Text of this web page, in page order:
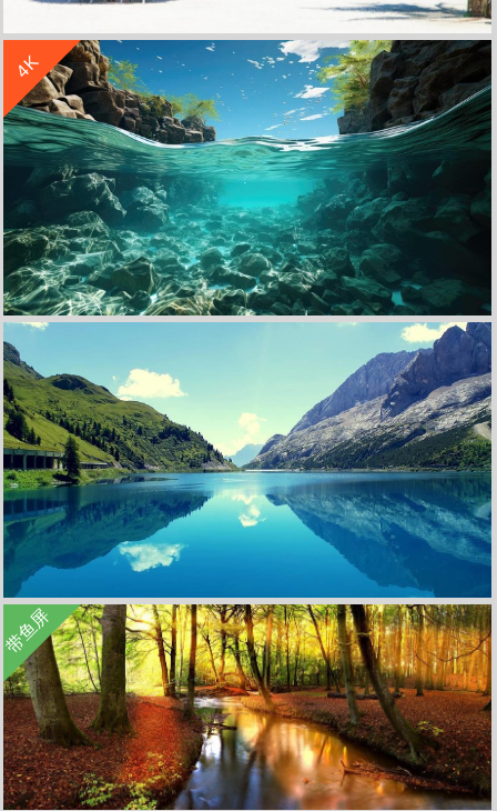
马尔代夫的海滩蓝色天空风景带鱼屏壁纸
4K
海岸 水面 蓝色 清澈 石块 4K高清 风景壁纸
立 即 下 载
收 藏
自然风光河流天空蓝色高清壁纸
立 即 下 载
收 藏
带鱼屏
立 即 下 载
收 藏
立 即 下 载
收 藏